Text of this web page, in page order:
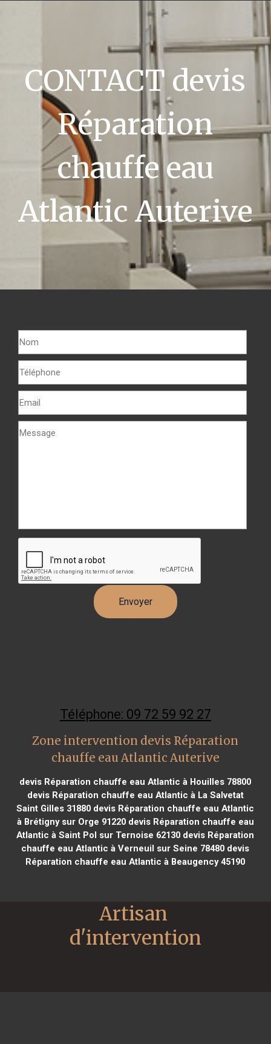
CONTACT devis
Réparation
chauffe eau
Atlantic Auterive
Téléphone: 09 72 59 92 27
Zone intervention devis Réparation
chauffe eau Atlantic Auterive
devis Réparation chauffe eau Atlantic à Houilles 78800
devis Réparation chauffe eau Atlantic à La Salvetat
Saint Gilles 31880 devis Réparation chauffe eau Atlantic
à Brétigny sur Orge 91220devis Réparation chauffe eau
Atlantic à Saint Pol sur Ternoise 62130 devis Réparation
chauffe eau Atlantic à Verneuil sur Seine 78480 devis
Réparation chauffe eau Atlantic à Beaugency 45190
Artisan
d'intervention